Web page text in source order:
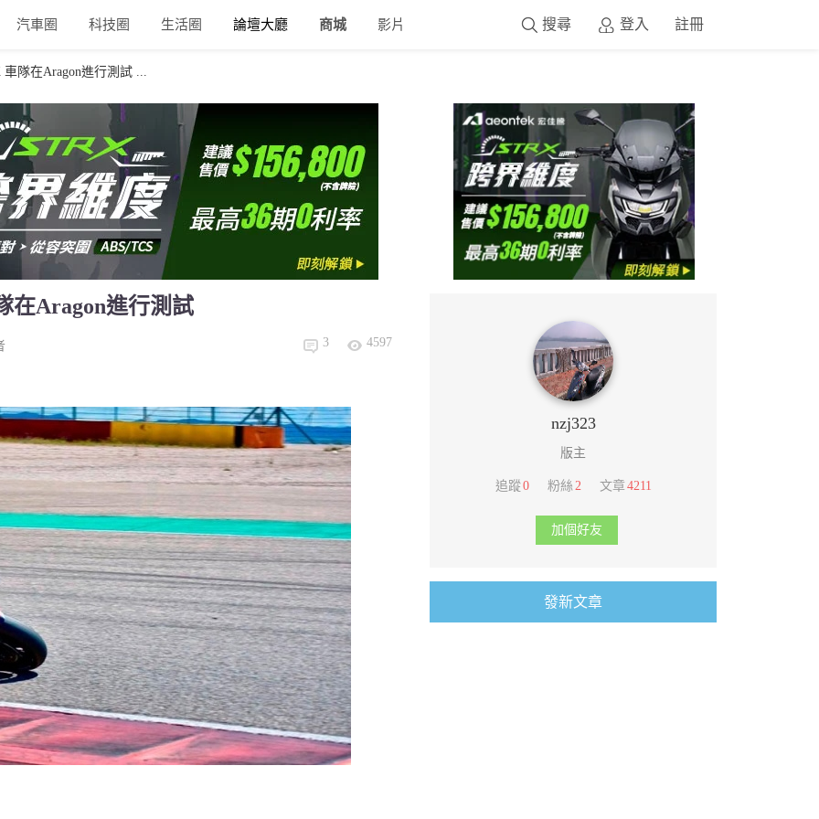
汽車圈 科技圈 生活圈 論壇大廳 商城 影片 登入 註冊
搜尋
車隊在Aragon進行測試 ...
在Aragon進行測試
3 4597
nzj323
版主
追蹤0 粉絲 2 文章4211
加個好友
發新文章